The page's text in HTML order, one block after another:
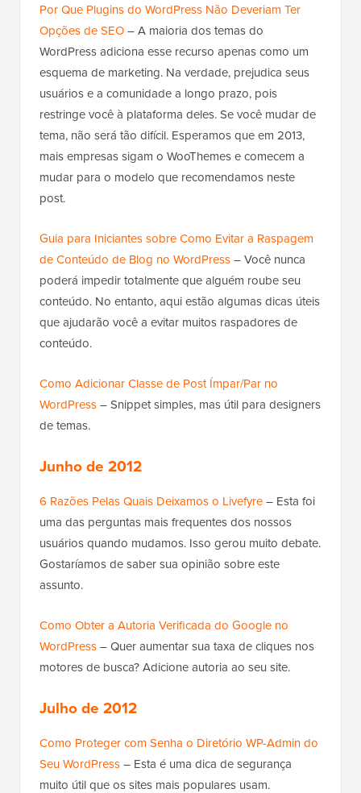
Por Que Plugins do WordPress Não Deveriam Ter
Opções de SEO– A maioria dos temas do
WordPress adiciona esse recurso apenas como um
esquema de marketing. Na verdade, prejudica seus
usuários e a comunidade a longo prazo, pois
restringe você à plataforma deles. Se você mudar de
tema, não será tão difícil. Esperamos que em 2013,
mais empresas sigam o WooThemes e comecem a
mudar para o modelo que recomendamos neste
post.
Guia para Iniciantes sobre Como Evitar a Raspagem
de Conteúdo de Blog no WordPress– Você nunca
poderá impedir totalmente que alguém roube seu
conteúdo. No entanto, aqui estão algumas dicas úteis
que ajudarão você a evitar muitos raspadores de
conteúdo.
Como Adicionar Classe de Post Ímpar/Par no
WordPress– Snippet simples, mas útil para designers
de temas.
Junho de 2012
6 Razões Pelas Quais Deixamos o Livefyre– Esta foi
uma das perguntas mais frequentes dos nossos
usuários quando mudamos. Isso gerou muito debate.
Gostaríamos de saber sua opinião sobre este
assunto.
Como Obter a Autoria Verificada do Google no
WordPress– Quer aumentar sua taxa de cliques nos
motores de busca? Adicione autoria ao seu site.
Julho de 2012
Como Proteger com Senha o Diretório WP-Admin do
Seu WordPress– Esta é uma dica de segurança
muito útil que os sites mais populares usam.